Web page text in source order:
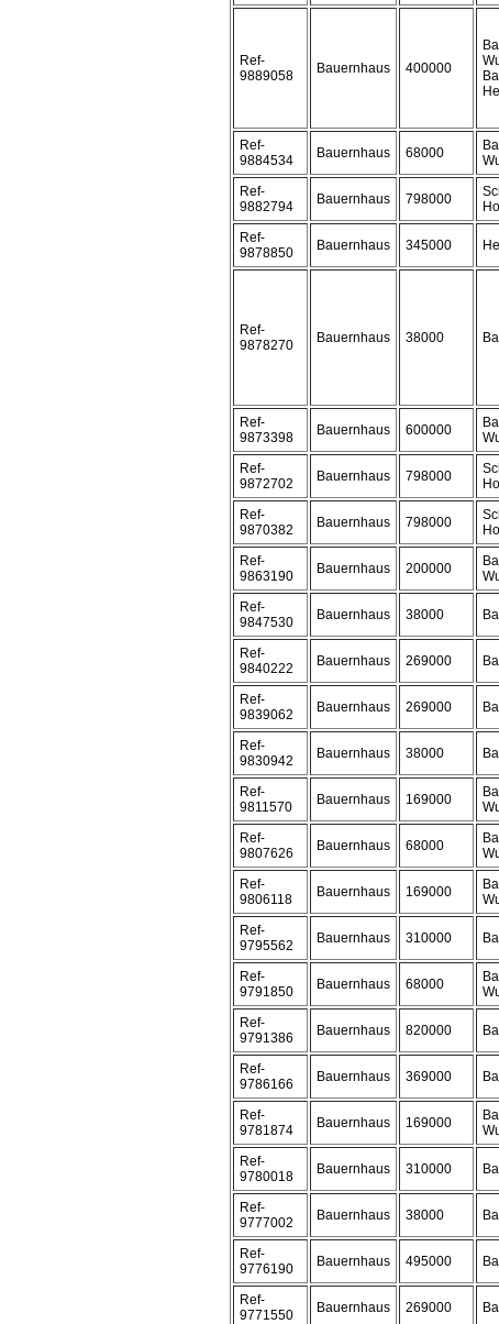
Ref-
9889058
Bauernhaus 400000
Ref-
9884534
Bauernhaus 68000
Ref-
9882794
Bauernhaus 798000
Ref-
9878850
Bauernhaus 345000
Ref-
9878270
Bauernhaus 38000
Ref-
9873398
Bauernhaus 600000
Ref-
9872702
Bauernhaus 798000
Ref-
9870382
Bauernhaus 798000
Ref-
9863190
Bauernhaus 200000
Ref-
9847530
Bauernhaus 38000
Ref-
9840222
Bauernhaus 269000
Ref-
9839062
Bauernhaus 269000
Ref-
9830942
Bauernhaus 38000
Ref-
9811570
Bauernhaus 169000
Ref-
9807626
Bauernhaus 68000
Ref-
9806118
Bauernhaus 169000
Ref-
9795562
Bauernhaus 310000
Ref-
9791850
Bauernhaus 68000
Ref-
9791386
Bauernhaus 820000
Ref-
9786166
Bauernhaus 369000
Ref-
9781874
Bauernhaus 169000
Ref-
9780018
Bauernhaus 310000
Ref-
9777002
Bauernhaus 38000
Ref-
9776190
Bauernhaus 495000
Ref-
9771550
Bauernhaus 269000